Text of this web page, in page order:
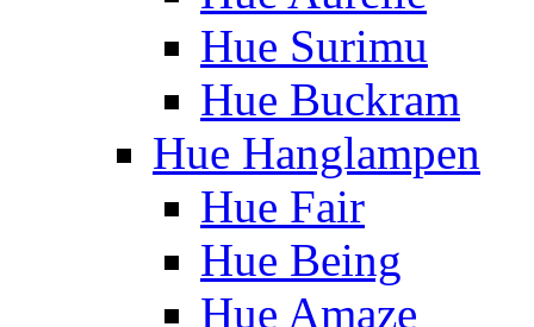
Hue Surimu
Hue Buckram
Hue Hanglampen
Hue Fair
Hue Being
Hue Amaze